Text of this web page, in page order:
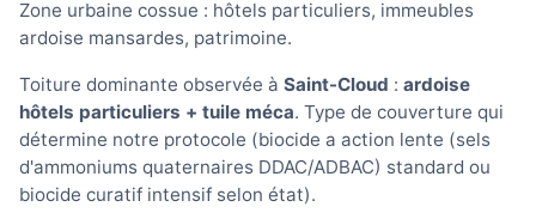
Zone urbaine cossue : hôtels particuliers, immeubles
ardoise mansardes, patrimoine.
Toiture dominante observée à Saint-Cloud : ardoise
hôtels particuliers + tuile méca. Type de couverture qui
détermine notre protocole (biocide a action lente (sels
d'ammoniums quaternaires DDAC/ADBAC) standard ou
biocide curatif intensif selon état).